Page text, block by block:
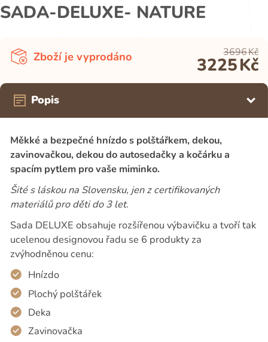
SADA-DELUXE- NATURE
Zboží je vyprodáno 3696Kč
3225Kč
Popis
Měkké a bezpečné hnízdo s polštářkem, dekou,
zavinovačkou, dekou do autosedačky a kočárku a
spacím pytlem pro vaše miminko.
Šité s láskou na Slovensku, jen z certifikovaných
materiálů pro děti do 3 let.
Sada DELUXE obsahuje rozšířenou výbavičku a tvoří tak
ucelenou designovou řadu se 6 produkty za
zvýhodněnou cenu:
Hnízdo
Plochý polštářek
Deka
Zavinovačka